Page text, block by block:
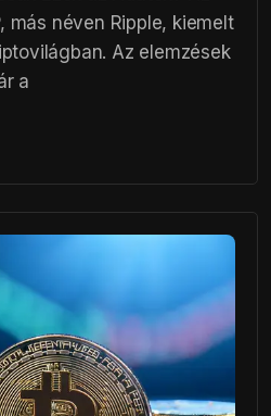
más néven Ripple, kiemelt
Az elemzések
a